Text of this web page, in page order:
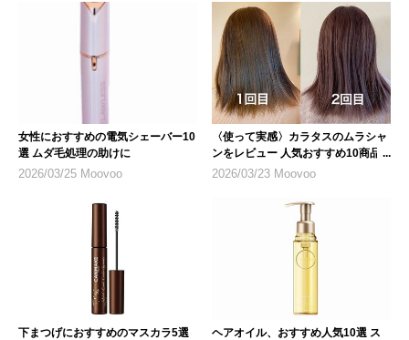
女性におすすめの電気シェーバー10
選 ムダ毛処理の助けに
2026/03/25 Moovoo
〈使って実感〉カラタスのムラシャ
ンをレビュー 人気おすすめ10商品
も紹介
2026/03/23 Moovoo
下まつげにおすすめのマスカラ5選
ヘアオイル、おすすめ人気10選 ス